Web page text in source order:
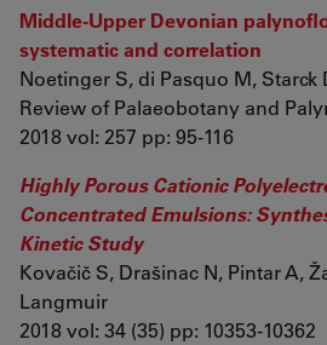
Middle-Upper Devonian
systematic and correlation
Noetinger S, di Pasquo M, Starck
Review of Palaeobotany and
2018 vol: 257 pp: 95-116
Highly Porous Cationic
Concentrated Emulsions:
Kinetic Study
Kovačič S, Drašinac N, Pintar A,
Langmuir
2018 vol: 34 (35) pp: 10353-10362